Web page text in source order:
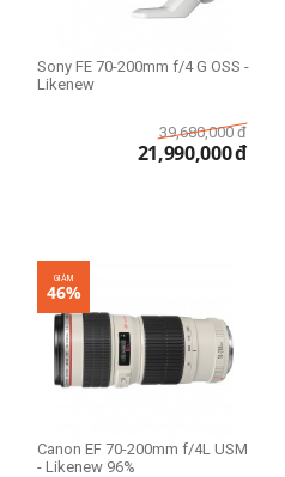
Nikon
Lens Fullframe - Crop
Sony FE 70-200mm f/4 G OSS -
Likenew
39,680,000 đ
21,990,000đ
GIẢM
46%
Canon EF 70-200mm f/4L USM
- Likenew 96%